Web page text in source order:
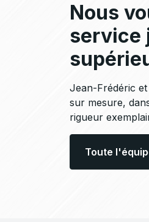
Nous
service
Jean-Frédéric
sur mesure,
rigueur
Toute